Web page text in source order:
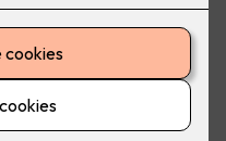
til å ville bruke så lite
på små prosjekter
for både bedriften og